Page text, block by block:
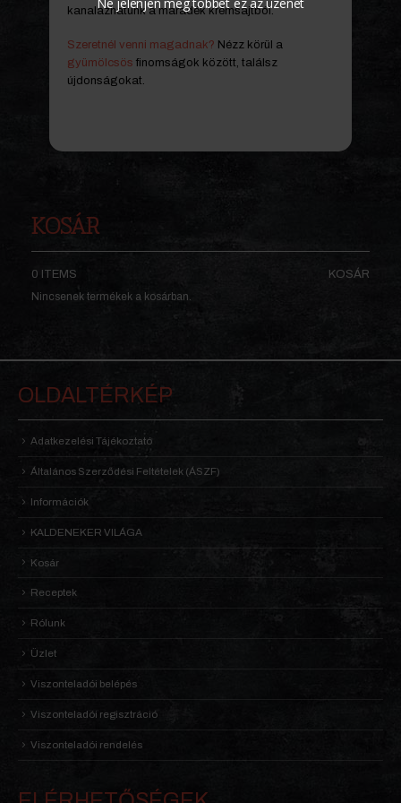
kanalazhatunk a maradék krémsajtból.
Szeretnél venni magadnak? Nézz körül a
gyümölcsös finomságok között, találsz
újdonságokat.
KOSÁR
0 ITEMS
KOSÁR
Nincsenek termékek a kosárban.
OLDALTÉRKÉP
Adatkezelési Tájékoztató
Általános Szerződési Feltételek (ÁSZF)
Információk
KALDENEKER VILÁGA
Kosár
Receptek
Rólunk
Üzlet
Viszonteladói belépés
Viszonteladói regisztráció
Viszonteladói rendelés